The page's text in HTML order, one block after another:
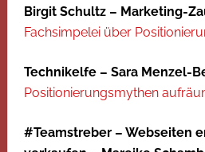
Birgit Schultz – Marketing-
Fachsimpelei über
Technikelfe – Sara Menzel-
Positionierungsmythen
#Teamstreber – Webseiten